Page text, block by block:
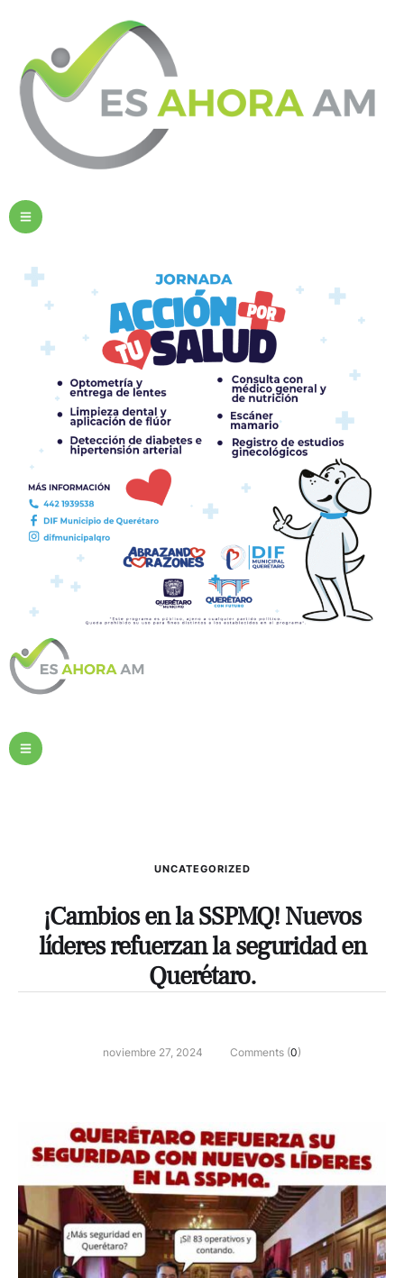
UNCATEGORIZED
¡Cambios en la SSPMQ! Nuevos
líderes refuerzan la seguridad en
Querétaro.
noviembre 27, 2024 Comments (0)